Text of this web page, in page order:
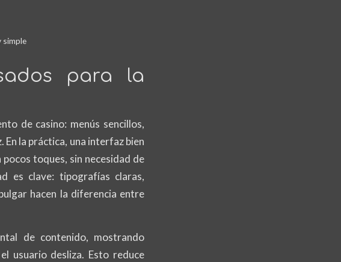
simple
para la
de casino: menús sencillos,
la práctica, una interfaz bien
toques, sin necesidad de
es clave: tipografías claras,
hacen la diferencia entre
de contenido, mostrando
usuario desliza. Esto reduce